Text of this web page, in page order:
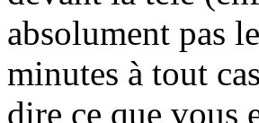
absolument pas
minutes à tout
dire ce que vous